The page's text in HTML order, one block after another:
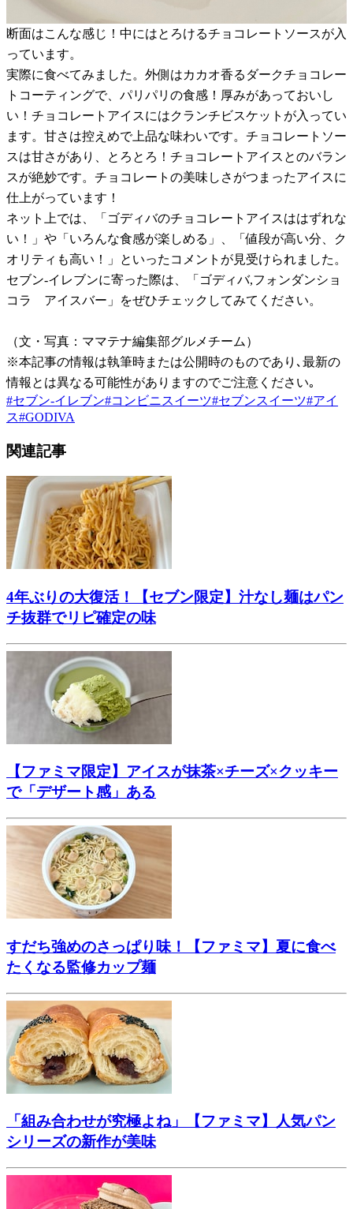
断面はこんな感じ！中にはとろけるチョコレートソースが入
っています。
実際に食べてみました。外側はカカオ香るダークチョコレー
トコーティングで、パリパリの食感！厚みがあっておいし
い！チョコレートアイスにはクランチビスケットが入ってい
ます。甘さは控えめで上品な味わいです。チョコレートソー
スは甘さがあり、とろとろ！チョコレートアイスとのバラン
スが絶妙です。チョコレートの美味しさがつまったアイスに
仕上がっています！
ネット上では、「ゴディバのチョコレートアイスははずれな
い！」や「いろんな食感が楽しめる」、「値段が高い分、ク
オリティも高い！」といったコメントが見受けられました。
セブン-イレブンに寄った際は、「ゴディバ,フォンダンショ
コラ アイスバー」をぜひチェックしてみてください。
（文・写真：ママテナ編集部グルメチーム）
※本記事の情報は執筆時または公開時のものであり､最新の
情報とは異なる可能性がありますのでご注意ください｡
#セブン-イレブン#コンビニスイーツ#セブンスイーツ#アイ
ス#GODIVA
関連記事
4年ぶりの大復活！【セブン限定】汁なし麺はパン
チ抜群でリピ確定の味
【ファミマ限定】アイスが抹茶×チーズ×クッキー
で「デザート感」ある
すだち強めのさっぱり味！【ファミマ】夏に食べ
たくなる監修カップ麺
「組み合わせが究極よね」【ファミマ】人気パン
シリーズの新作が美味